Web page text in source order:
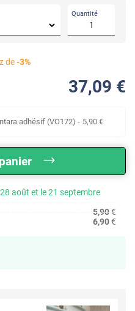
Quantité
de-3%
37,09 €
adhésif (VO172) - 5,90 €
août et le 21 septembre
5,90€
6,90€